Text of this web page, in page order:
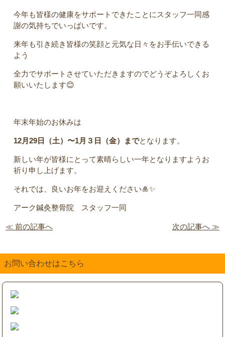
今年も皆様の健康をサポートできたことにスタッフ一同感
謝の気持ちでいっぱいです。
来年も引き続き皆様の笑顔と元気な日々をお手伝いできる
よう
全力でサポートさせていただきますのでどうぞよろしくお
願いいたします😊
年末年始のお休みは
12月29日（土）〜1月３日（金）までとなります。
新しい年が皆様にとって素晴らしい一年となりますようお
祈り申し上げます。
それでは、良いお年をお迎えください🎍✨
アーク鍼灸整骨院 スタッフ一同
≪ 前の記事へ 次の記事へ ≫
お問い合わせはこちら